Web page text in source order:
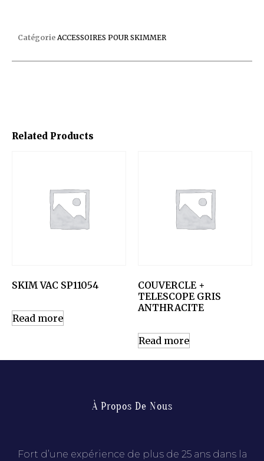
Related Products
SKIM VAC SP11054
Read more
COUVERCLE +
TELESCOPE GRIS
ANTHRACITE
Read more
Catégorie ACCESSOIRES POUR SKIMMER
À Propos De Nous
Fort d’une expérience de plus de 25 ans dans la